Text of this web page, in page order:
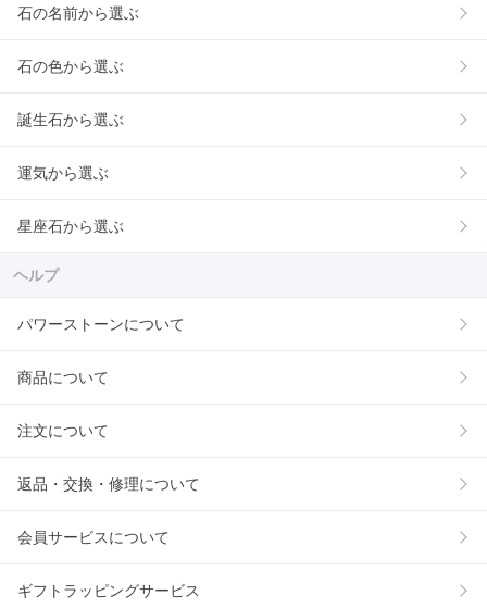
石の名前から選ぶ
石の色から選ぶ
誕生石から選ぶ
運気から選ぶ
星座石から選ぶ
ヘルプ
パワーストーンについて
商品について
注文について
返品・交換・修理について
会員サービスについて
ギフトラッピングサービス